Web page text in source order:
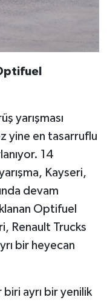
yarışması
yine en tasarruflu
14
Kayseri,
devam
Optifuel
Renault Trucks
bir heyecan
ayrı bir yenilik